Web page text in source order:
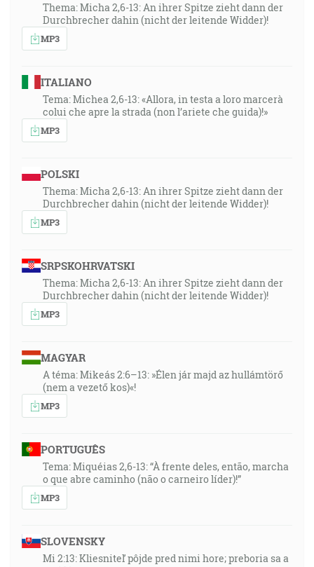
Thema: Micha 2,6-13: An ihrer Spitze zieht dann der
Durchbrecher dahin (nicht der leitende Widder)!
MP3
ITALIANO
Tema: Michea 2,6-13: «Allora, in testa a loro marcerà
colui che apre la strada (non l’ariete che guida)!»
MP3
POLSKI
Thema: Micha 2,6-13: An ihrer Spitze zieht dann der
Durchbrecher dahin (nicht der leitende Widder)!
MP3
SRPSKOHRVATSKI
Thema: Micha 2,6-13: An ihrer Spitze zieht dann der
Durchbrecher dahin (nicht der leitende Widder)!
MP3
MAGYAR
A téma: Mikeás 2:6–13: »Élen jár majd az hullámtörő
(nem a vezető kos)«!
MP3
PORTUGUÊS
Tema: Miquéias 2,6-13: “À frente deles, então, marcha
o que abre caminho (não o carneiro líder)!”
MP3
SLOVENSKY
Mi 2:13: Kliesniteľ pôjde pred nimi hore; preboria sa a